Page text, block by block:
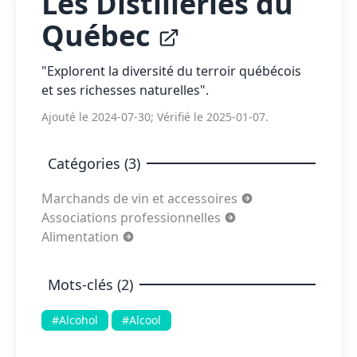
Québec
"Explorent la diversité du terroir québécois
et ses richesses naturelles".
Ajouté le 2024-07-30; Vérifié le 2025-01-07.
Catégories (3)
Marchands de vin et accessoires
Associations professionnelles
Alimentation
Mots-clés (2)
#Alcohol #Alcool